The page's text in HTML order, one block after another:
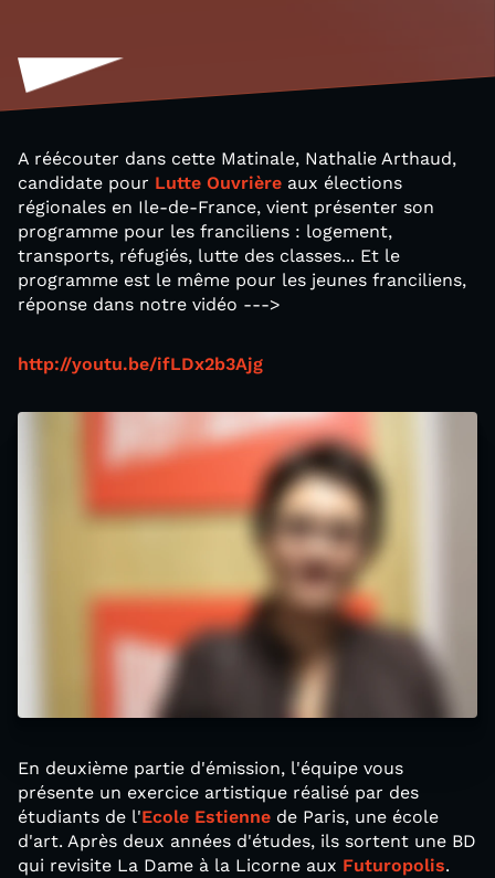
A réécouter dans cette Matinale, Nathalie Arthaud,
candidate pour Lutte Ouvrière aux élections
régionales en Ile-de-France, vient présenter son
programme pour les franciliens : logement,
transports, réfugiés, lutte des classes... Et le
programme est le même pour les jeunes franciliens,
réponse dans notre vidéo --->
http://youtu.be/ifLDx2b3Ajg
En deuxième partie d'émission, l'équipe vous
présente un exercice artistique réalisé par des
étudiants de l'Ecole Estienne de Paris, une école
d'art. Après deux années d'études, ils sortent une BD
qui revisite La Dame à la Licorne aux Futuropolis.